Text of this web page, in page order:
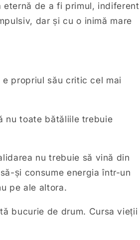
de a fi primul, indiferent
dar și cu o inimă mare
propriul său critic cel mai
nu toate bătăliile trebuie
nu trebuie să vină din
și consume energia într-un
pe ale altora.
bucurie de drum. Cursa vieții